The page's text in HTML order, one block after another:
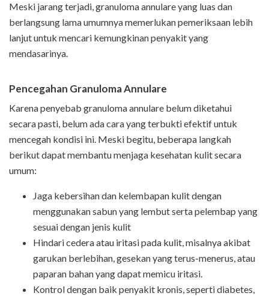
Meski jarang terjadi, granuloma annulare yang luas dan
berlangsung lama umumnya memerlukan pemeriksaan lebih
lanjut untuk mencari kemungkinan penyakit yang
mendasarinya.
Pencegahan Granuloma Annulare
Karena penyebab granuloma annulare belum diketahui
secara pasti, belum ada cara yang terbukti efektif untuk
mencegah kondisi ini. Meski begitu, beberapa langkah
berikut dapat membantu menjaga kesehatan kulit secara
umum:
Jaga kebersihan dan kelembapan kulit dengan
menggunakan sabun yang lembut serta pelembap yang
sesuai dengan jenis kulit
Hindari cedera atau iritasi pada kulit, misalnya akibat
garukan berlebihan, gesekan yang terus-menerus, atau
paparan bahan yang dapat memicu iritasi.
Kontrol dengan baik penyakit kronis, seperti diabetes,